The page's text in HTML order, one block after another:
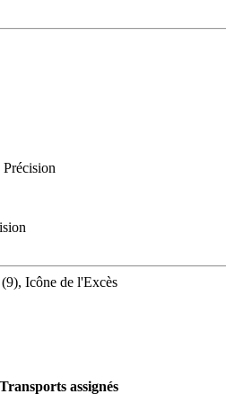
Icône de l'Excès
Transports assignés